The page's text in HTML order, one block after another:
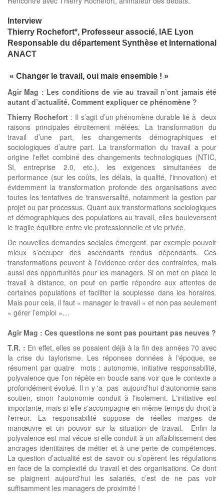
Interview
Thierry Rochefort*, Professeur associé, IAE Lyon
Responsable du département Synthèse et International
ANACT
« Changer le travail, oui mais ensemble ! »
Agir Mag : Les conditions de vie au travail n’ont jamais été
autant d’actualité. Comment expliquer ce phénomène ?
Thierry Rochefort : Il s’agit d’un phénomène durable lié à deux
raisons principales étroitement mêlées. La transformation du
travail d’une part, les changements démographiques et
sociologiques d’autre part. La transformation du travail a pour
origine l'effet combiné des changements technologiques (NTIC,
SI, entreprise 2.0, etc.), les exigences simultanées de
performance (sur les coûts, les délais, la qualité, l'innovation) et
évidemment la transformation profonde des organisations avec
toutes les tentatives de transversalité, notamment la gestion par
projet ou par processus. Quant aux transformations sociologiques
et démographiques des populations au travail, elles bouleversent
le fragile équilibre entre vie professionnelle et vie privée.
De nouvelles demandes sociales émergent, par exemple pouvoir
mieux s’occuper des ascendants rendus dépendants. Ces
transformations peuvent à l’évidence créer des contraintes, mais
aussi des opportunités pour les managers. Si on met en place le
travail à distance, on peut en partie répondre aux attentes de
certaines populations et faciliter la souplesse dans les horaires.
Mais pour cela, il faut « manager le travail » et non pas seulement
« gérer l’emploi »…
Agir Mag : Ces questions ne sont pas pourtant pas neuves ?
T.R. : En effet, elles se posaient déjà à la fin des années 70 avec
la crise du taylorisme. Les réponses données à l'époque, se
résument par quatre mots : autonomie, initiative responsabilité,
polyvalence que l’on répète en boucle sans voir que le contexte a
profondément évolué. Il n y 'a pas aujourd’hui d'autonomie sans
soutien, sinon l'autonomie conduit à l'isolement. L'initiative est
importante, mais si elle s'accompagne en même temps du droit à
l'erreur. La responsabilité suppose de réelles marges de
manœuvre et un pouvoir sur la situation de travail. Enfin la
polyvalence est mal vécue si elle conduit à un affaiblissement des
ancrages identitaires de métier et à une perte de compétences.
La question d’actualité est de savoir ou s’opèrent les régulations
en face de la complexité du travail et des organisations. Ce dont
se plaignent aujourd'hui les salariés, c’est de ne pas voir
suffisamment les managers de proximité !